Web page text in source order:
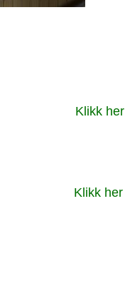
Klikk her
Klikk her